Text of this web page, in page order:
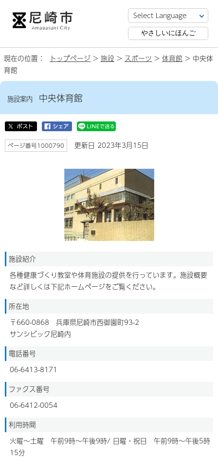
やさしいにほんご
現在の位置： トップページ > 施設 > スポーツ > 体育館 > 中央体
育館
施設案内 中央体育館
ページ番号1000790 更新日 2023年3月15日
施設紹介
各種健康づくり教室や体育施設の提供を行っています。施設概要
など詳しくは下記ホームページをご覧ください。
所在地
〒660-0868 兵庫県尼崎市西御園町93-2
サンシビック尼崎内
電話番号
06-6413-8171
ファクス番号
06-6412-0054
利用時間
火曜～土曜 午前9時～午後9時/ 日曜・祝日 午前9時～午後5時
15分